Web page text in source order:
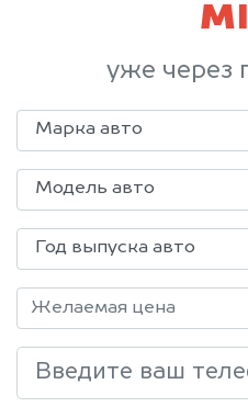
уже через